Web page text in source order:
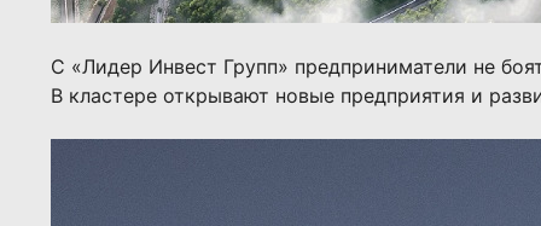
С «Лидер Инвест Групп» предприниматели не
В кластере открывают новые предприятия и